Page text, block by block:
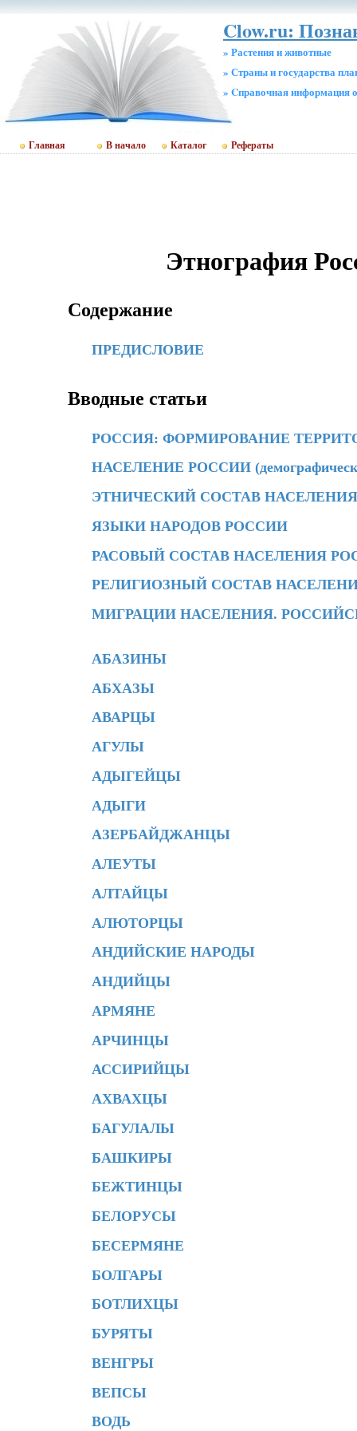
Clow.ru:
» Растения и животные
» Страны и государства
» Cправочная информация
Главная В начало Каталог Рефераты
Этнография
Содержание
ПРЕДИСЛОВИЕ
Вводные статьи
РОССИЯ: ФОРМИРОВАНИЕ
НАСЕЛЕНИЕ РОССИИ
ЭТНИЧЕСКИЙ СОСТАВ
ЯЗЫКИ НАРОДОВ РОССИИ
РАСОВЫЙ СОСТАВ НАСЕЛЕНИЯ
РЕЛИГИОЗНЫЙ СОСТАВ
МИГРАЦИИ НАСЕЛЕНИЯ.
АБАЗИНЫ
АБХАЗЫ
АВАРЦЫ
АГУЛЫ
АДЫГЕЙЦЫ
АДЫГИ
АЗЕРБАЙДЖАНЦЫ
АЛЕУТЫ
АЛТАЙЦЫ
АЛЮТОРЦЫ
АНДИЙСКИЕ НАРОДЫ
АНДИЙЦЫ
АРМЯНЕ
АРЧИНЦЫ
АССИРИЙЦЫ
АХВАХЦЫ
БАГУЛАЛЫ
БАШКИРЫ
БЕЖТИНЦЫ
БЕЛОРУСЫ
БЕСЕРМЯНЕ
БОЛГАРЫ
БОТЛИХЦЫ
БУРЯТЫ
ВЕНГРЫ
ВЕПСЫ
ВОДЬ